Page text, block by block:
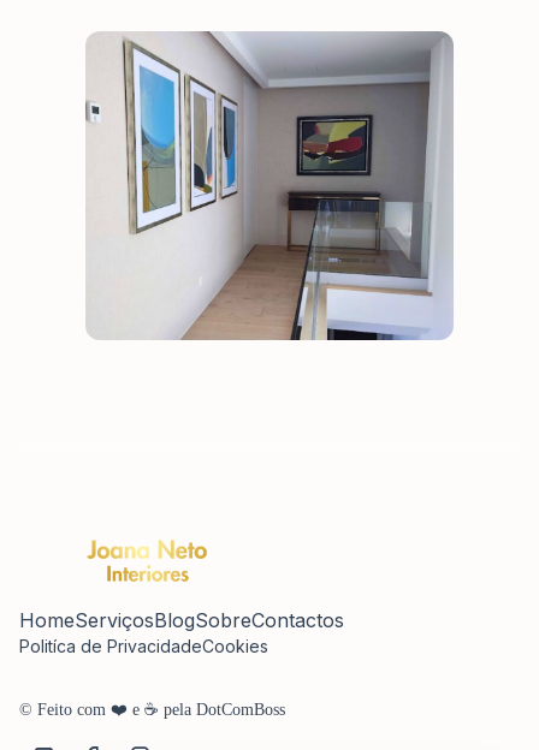
HomeServiçosBlogSobreContactos
Politíca de PrivacidadeCookies
© Feito com ❤️ e ☕ pela DotComBoss